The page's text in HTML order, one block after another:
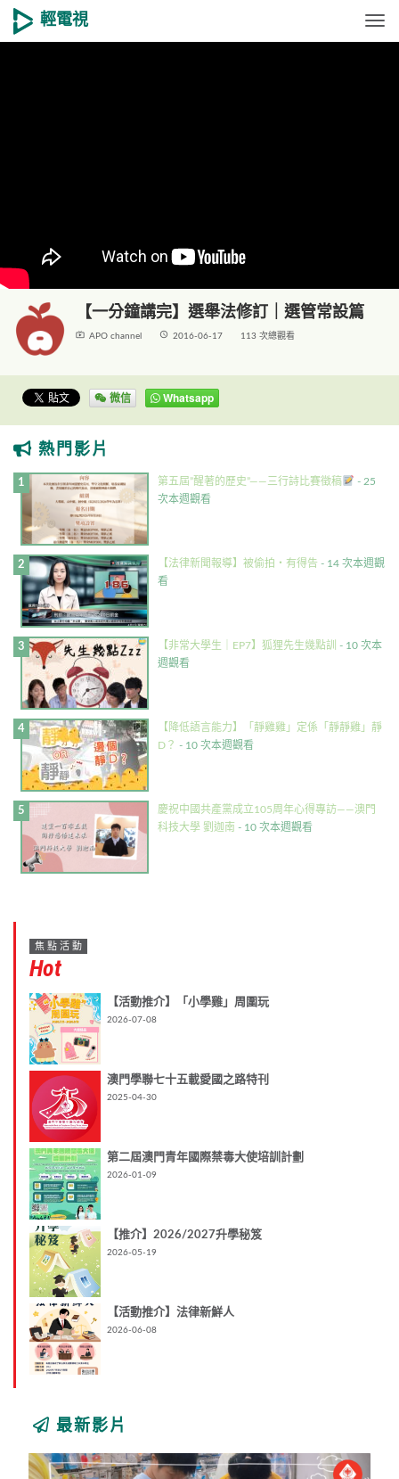
輕電視
【一分鐘講完】選舉法修訂｜選管常設篇
live_tv APO channel access_time 2016-06-17 113 次總觀看
微信 Whatsapp
熱門影片
第五屆”醒著的歷史”——三行詩比賽徵稿
- 25
次本週觀看
【法律新聞報導】被偷拍・有得告 - 14 次本週觀
看
【非常大學生｜EP7】狐狸先生幾點訓 - 10 次本
週觀看
【降低語言能力】「靜雞雞」定係「靜靜雞」靜
D？ - 10 次本週觀看
慶祝中國共產黨成立105周年心得專訪——澳門
科技大學 劉迦南 - 10 次本週觀看
焦點活動
Hot
【活動推介】「小學雞」周圍玩
2026-07-08
澳門學聯七十五載愛國之路特刊
2025-04-30
第二屆澳門青年國際禁毒大使培訓計劃
2026-01-09
【推介】2026/2027升學秘笈
2026-05-19
【活動推介】法律新鮮人
2026-06-08
最新影片